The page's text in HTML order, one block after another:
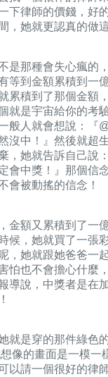
下律師的價錢，好
，她就更認真的做
是那種會失心瘋的
等到金額累積到一
累積到了那個金額
就是宇宙給你的考
般人就會想說：『
沒中！』然後就超
，她就告訴自己說
會中獎！』那個信
會被動搖的信念！
金額又累積到了一
候，她就買了一張
，她就跟她爸爸一
怕也不會擔心什麼
導說，中獎者是在
就是穿的那件綠色
像的畫面是一模一
以請一個很好的律